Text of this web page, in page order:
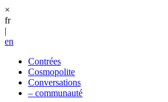
×
fr
|
en
Contrées
Cosmopolite
Conversations
– communauté